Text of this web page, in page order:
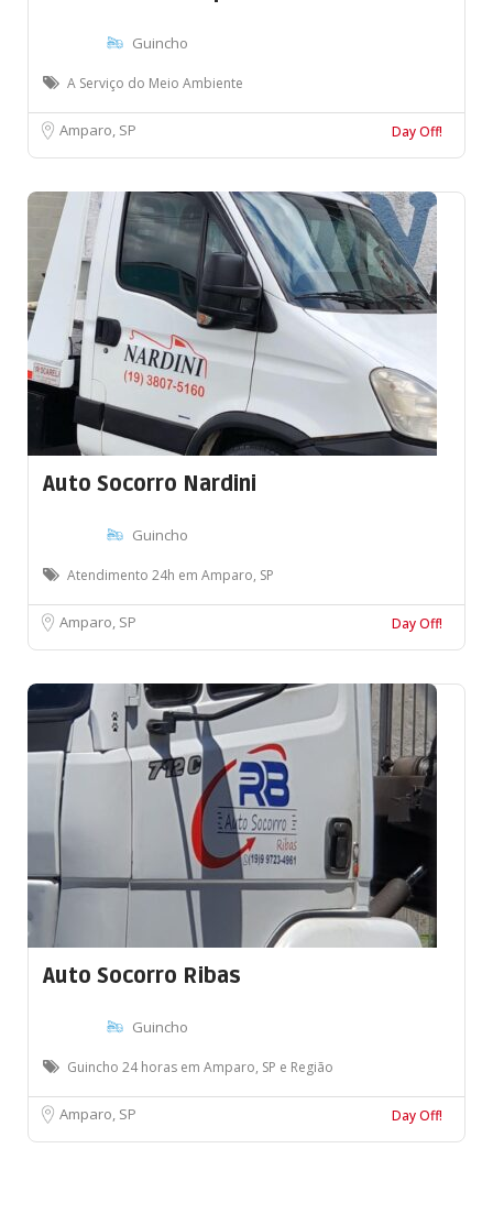
Guincho
A Serviço do Meio Ambiente
Amparo, SP Day Off!
Auto Socorro Nardini
Guincho
Atendimento 24h em Amparo, SP
Amparo, SP Day Off!
Auto Socorro Ribas
Guincho
Guincho 24 horas em Amparo, SP e Região
Amparo, SP Day Off!